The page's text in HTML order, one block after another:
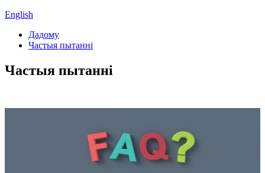
English
Дадому
Частыя пытанні
Частыя пытанні